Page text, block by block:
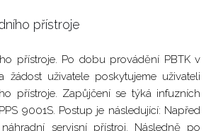
přístroje
přístroje. Po dobu provádění PBTK v
žádost uživatele poskytujeme uživateli
přístroje. Zapůjčení se týká infuzních
9001S. Postup je následující: Napřed
servisní přístroj. Následně po